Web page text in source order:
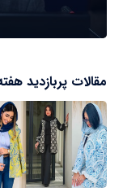
مقالات پربازدید